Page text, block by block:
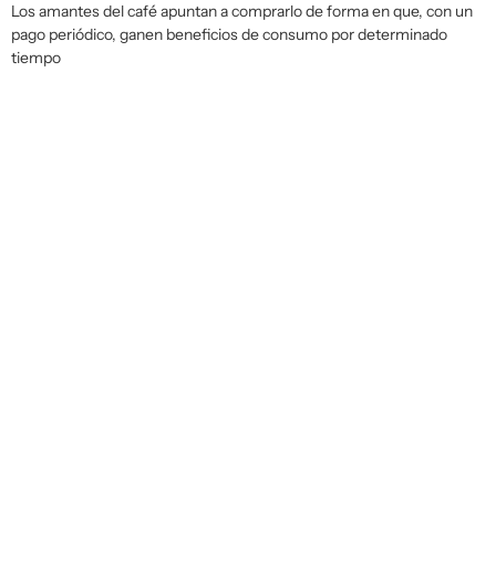
Los amantes del café apuntan a comprarlo de forma en que, con un
pago periódico, ganen beneficios de consumo por determinado
tiempo